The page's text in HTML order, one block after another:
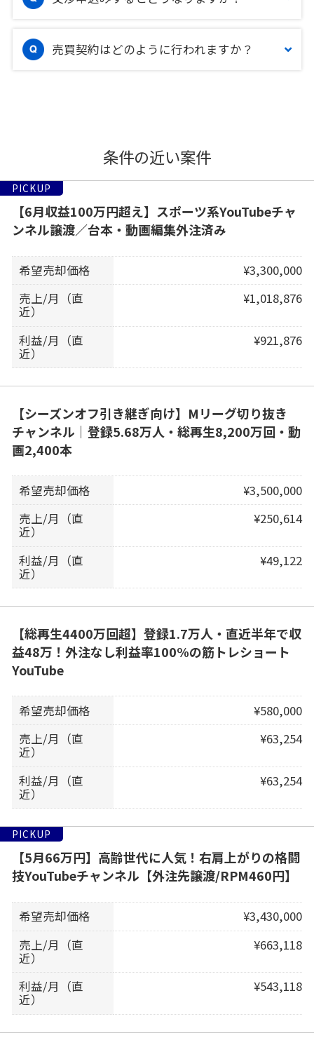
売買契約はどのように行われますか？
条件の近い案件
PICKUP
【6月収益100万円超え】スポーツ系YouTubeチャ
ンネル譲渡／台本・動画編集外注済み
希望売却価格
¥3,300,000
売上/月（直
近）
¥1,018,876
利益/月（直
近）
¥921,876
【シーズンオフ引き継ぎ向け】Mリーグ切り抜き
チャンネル｜登録5.68万人・総再生8,200万回・動
画2,400本
希望売却価格
¥3,500,000
売上/月（直
近）
¥250,614
利益/月（直
近）
¥49,122
【総再生4400万回超】登録1.7万人・直近半年で収
益48万！外注なし利益率100%の筋トレショート
YouTube
希望売却価格
¥580,000
売上/月（直
近）
¥63,254
利益/月（直
近）
¥63,254
PICKUP
【5月66万円】高齢世代に人気！右肩上がりの格闘
技YouTubeチャンネル【外注先譲渡/RPM460円】
希望売却価格
¥3,430,000
売上/月（直
近）
¥663,118
利益/月（直
近）
¥543,118